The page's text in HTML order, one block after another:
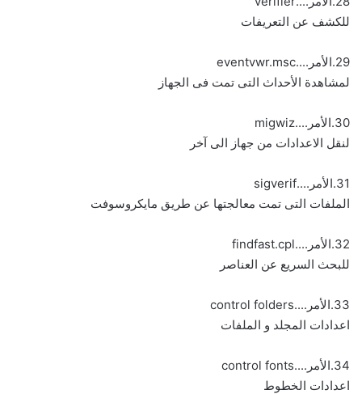
للكشف عن التعريفات
29.الأمر....eventvwr.msc
لمشاهدة الأحداث التى تمت فى الجهاز
30.الأمر....migwiz
لنقل الاعدادات من جهاز الى آخر
31.الأمر....sigverif
الملفات التى تمت معالجتها عن طريق مايكروسوفت
32.الأمر....findfast.cpl
للبحث السريع عن العناصر
33.الأمر....control folders
اعدادات المجلد و الملفات
34.الأمر....control fonts
اعدادات الخطوط